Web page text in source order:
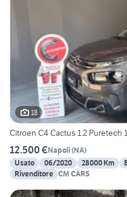
18
Citroen C4 Cactus 1.2 Puretech
12.500 €Napoli(NA)
Usato
06/2020 28000 Km
Rivenditore CM CARS